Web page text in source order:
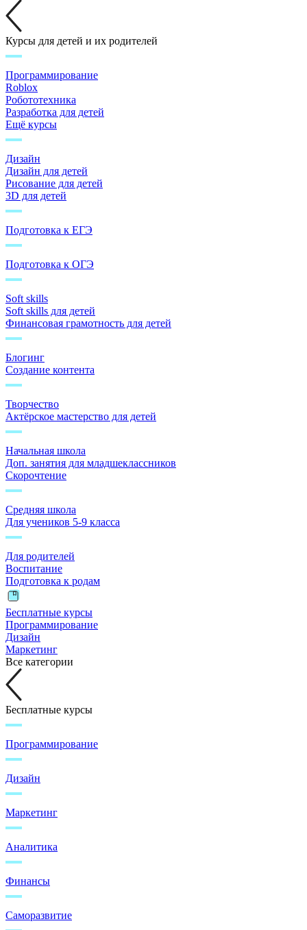
Курсы для детей и их родителей
Программирование
Roblox
Робототехника
Разработка для детей
Ещё курсы
Дизайн
Дизайн для детей
Рисование для детей
3D для детей
Подготовка к ЕГЭ
Подготовка к ОГЭ
Soft skills
Soft skills для детей
Финансовая грамотность для детей
Блогинг
Создание контента
Творчество
Актёрское мастерство для детей
Начальная школа
Доп. занятия для младшеклассников
Скорочтение
Средняя школа
Для учеников 5-9 класса
Для родителей
Воспитание
Подготовка к родам
Бесплатные курсы
Программирование
Дизайн
Маркетинг
Все категории
Бесплатные курсы
Программирование
Дизайн
Маркетинг
Аналитика
Финансы
Саморазвитие